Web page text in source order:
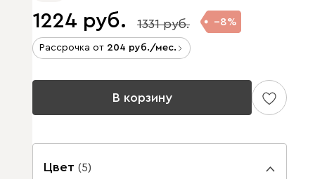
1224 1331 8
Рассрочка от 204 /мес.
В корзину
Цвет (5)